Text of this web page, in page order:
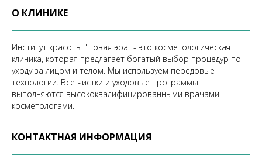
О КЛИНИКЕ
Институт красоты "Новая эра" - это косметологическая
клиника, которая предлагает богатый выбор процедур по
уходу за лицом и телом. Мы используем передовые
технологии. Все чистки и уходовые программы
выполняются высококвалифицированными врачами-
косметологами.
КОНТАКТНАЯ ИНФОРМАЦИЯ